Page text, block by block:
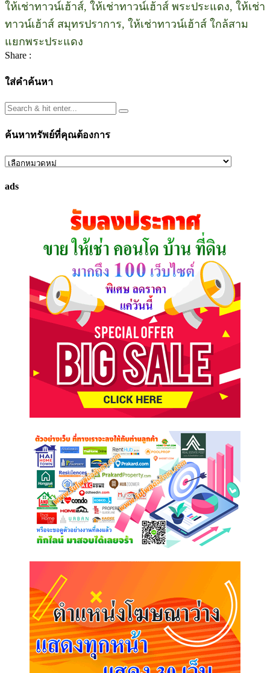
ให้เช่าทาวน์เฮ้าส์, ให้เช่าทาวน์เฮ้าส์ พระประแดง, ให้เช่า
ทาวน์เฮ้าส์ สมุทรปราการ, ให้เช่าทาวน์เฮ้าส์ ใกล้สาม
แยกพระประแดง
Share :
ใส่คำค้นหา
ค้นหาทรัพย์ที่คุณต้องการ
ค้นหา
ที่
ads